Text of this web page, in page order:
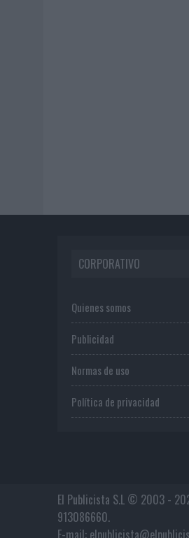
CORPORATIVO
Quienes somos
Publicidad
Normas de uso
Política de privacidad
El Publicista S.L © 2003 -
913086660.
E-mail: